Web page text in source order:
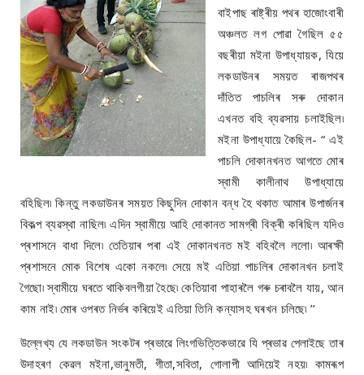
বাইপাছ ৰাষ্ট্ৰীয় পথৰ হাজোংবাৰী
অঞ্চলত লগ পোৱা গৈছিল ৫৫
বছৰীয়া মইনা উপাধ্যায়ক, যিয়ে
লকডাউনৰ সময়ত ৰাজপথৰ
দাঁতিত পাচলিৰ সৰু দোকান
এখনত বহি ব্যৱসায় চলাইছিল৷
মইনা উপাধ্যায়ে কৈছিল- “ এই
পাচলি দোকানখনত আগতে মোৰ
স্বামী কালীনাথ উপাধ্যায়ে
বহিছিল৷ কিন্তু লকডাউনৰ সময়ত কিছুদিন দোকান বন্ধ হৈ থকাত আমাৰ উপাৰ্জনৰ
বিকল্প ব্যৱস্থা নাছিল৷ এদিন স্বামীয়ে আহি দোকানত সামগ্ৰী বিক্ৰী কৰিছিল যদিও
প্ৰশাসনে বাধা দিলে৷ তেতিয়াৰ পৰা এই দোকানখনত মই বহিবলৈ ললো৷ আৰক্ষী
প্ৰশাসনে মোক বিশেষ একো নকলে৷ সেয়ে মই এতিয়া পাচলিৰ দোকানখন চলাই
গৈছো৷ স্বামীয়ে ঘৰতে থাকিবলগীয়া হৈছে৷ কেতিয়াবা পাহাৰলৈ গৰু চৰাবলৈ যায়, আন
কাম নাই৷ মোৰ ওপৰত নিৰ্ভৰ কৰিয়েই এতিয়া তিনি কন্যাসহ ঘৰখন চলিছে৷ ’’
উল্লেখ্য যে লকডাউন সংকটৰ প্ৰভাৱে লিংগভিত্তিকভাৱে যি প্ৰভাৱ পেলাইছে তাৰ
উদাহৰণ কেৱল মইনা,ভানুমতী, গীতা,সবিতা, গোলাপী আদিয়েই নহয়৷ কামৰূপ